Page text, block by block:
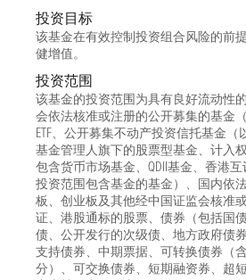
投资目标
该基金在有效控制投资组合风险的前
健增值。
投资范围
该基金的投资范围为具有良好流动性
会依法核准或注册的公开募集的基金
ETF、公开募集不动产投资信托基金（
基金管理人旗下的股票型基金、计入
包含货币市场基金、QDII基金、香港
投资范围包含基金的基金）、国内依
板、创业板及其他经中国证监会核准
证、港股通标的股票、债券（包括国
债、公开发行的次级债、地方政府债
支持债券、中期票据、可转换债券（
分）、可交换债券、短期融资券、超